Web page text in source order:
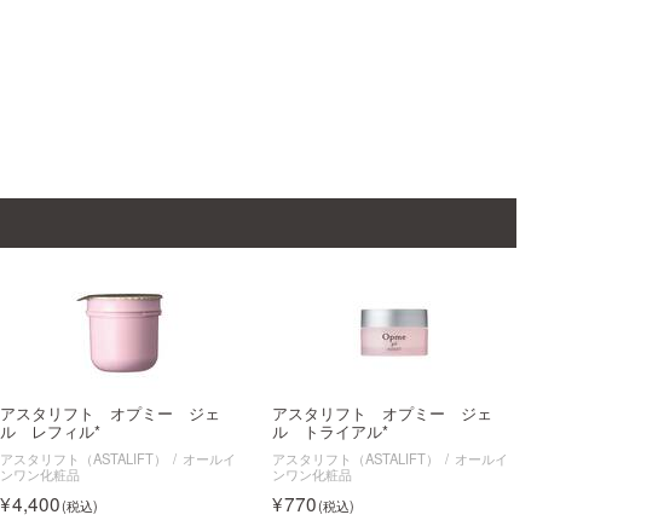
アスタリフト オプミー ジェ
ル レフィル*
アスタリフト（ASTALIFT）
オールイ
ンワン化粧品
4,400
アスタリフト オプミー ジェ
ル トライアル*
アスタリフト（ASTALIFT）
オールイ
ンワン化粧品
770